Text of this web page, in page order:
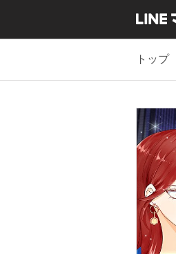
トップ